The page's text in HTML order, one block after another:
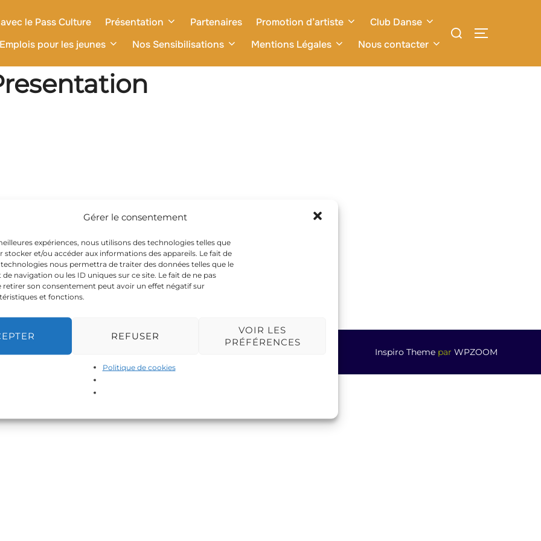
Gérer le consentement
expériences, nous utilisons des technologies telles que
stocker et/ou accéder aux informations des appareils. Le fait de
nous permettra de traiter des données telles que le
navigation ou les ID uniques sur ce site. Le fait de ne pas
retirer son consentement peut avoir un effet négatif sur
et fonctions.
REFUSER
VOIR LES
PRÉFÉRENCES
Politique de cookies
le Pass Culture Présentation Partenaires Promotion d’artiste
Club Danse
pour les jeunes
Nos Sensibilisations Mentions Légales Nous contacter
Inspiro Theme par WPZOOM